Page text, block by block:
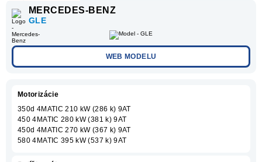
MERCEDES-BENZ
GLE
WEB MODELU
Motorizácie
350d 4MATIC 210 kW (286 k) 9AT
450 4MATIC 280 kW (381 k) 9AT
450d 4MATIC 270 kW (367 k) 9AT
580 4MATIC 395 kW (537 k) 9AT